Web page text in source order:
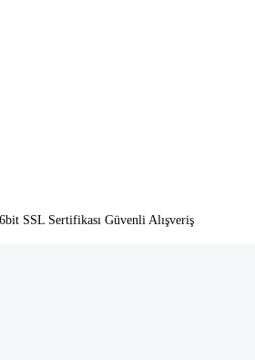
SSL Sertifikası Güvenli Alışveriş